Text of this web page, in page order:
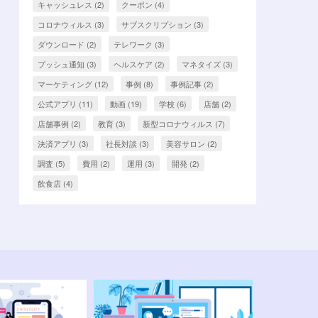
キャッシュレス (2) クーポン (4)
コロナウィルス (3) サブスクリプション (3)
ダウンロード (2) テレワーク (3)
プッシュ通知 (3) ヘルスケア (2) マネタイズ(3)
マーケティング(12) 事例 (8) 事例記事(2)
公式アプリ (11) 動画(19) 学校(6) 店舗(2)
店舗事例 (2) 教育(3) 新型コロナウィルス (7)
決済アプリ (3) 社長対談 (3) 美容サロン (2)
調査 (5) 費用 (2) 運用 (3) 開発(2)
飲食店(4)